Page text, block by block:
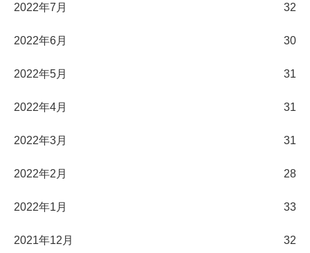
2022年7月 32
2022年6月 30
2022年5月 31
2022年4月 31
2022年3月 31
2022年2月 28
2022年1月 33
2021年12月 32